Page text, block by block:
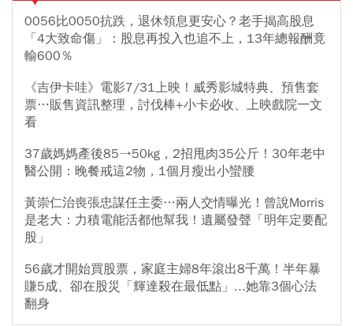
0056比0050抗跌，退休領息更安心？老手揭高股息
「4大致命傷」：股息再投入也追不上，13年總報酬竟
輸600％
《吉伊卡哇》電影7/31上映！威秀影城特典、預售套
票…販售資訊整理，討伐棒+小卡必收、上映戲院一文
看
37歲媽媽產後85→50kg，2招甩肉35公斤！30年老中
醫公開：晚餐戒這2物，1個月瘦出小蠻腰
黃崇仁治喪張忠謀任主委…兩人交情曝光！曾說Morris
是老大：力積電能活都他幫我！遺屬發聲「明年定要配
股」
56歲才開始買股票，家庭主婦8年滾出8千萬！半年暴
賺5成、卻在股災「輝達殺在最低點」...她靠3個心法
翻身